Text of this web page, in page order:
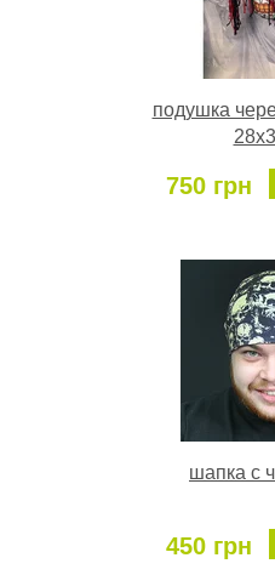
подушка
750 грн
шапка с
450 грн